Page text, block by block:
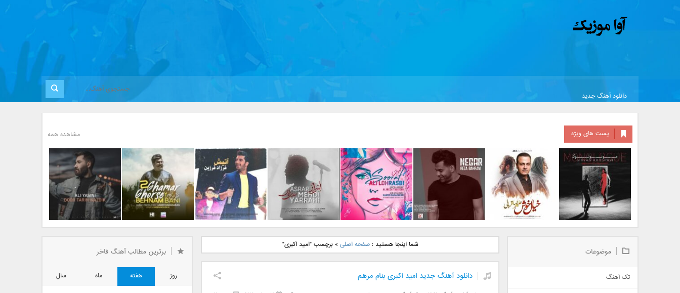
دانلود آهنگ جدید
پست های ویژه مشاهده همه
خسروی بنام مونولوگ
دانلود آهنگ جدید علیرضا
دانلود آهنگ جدید رضا
دانلود آهنگ جدید علی
لهراسبی بنام صورت
دانلود آهنگ جدید مهدی
یراحی بنام اسرار
دانلود آهنگ جدید فرزاد
بانی بنام قرص قمر 2
یاسینی بنام دورترین نزدیک
شما اینجا هستید :صفحه اصلی »برچسب "امید اکبری"
دانلود آهنگ جدید امید اکبری بنام مرهم
برترین مطالب آهنگ فاخر
روز هفته ماه
سال
موضوعات
تک آهنگ